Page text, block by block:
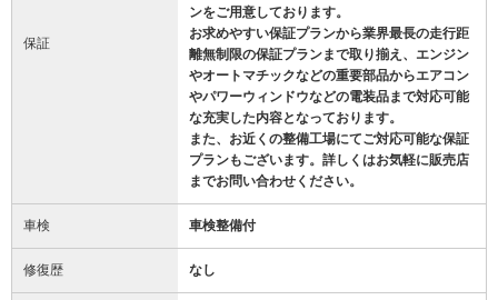
保証
ンをご用意しております。
お求めやすい保証プランから業界最長の走行距
離無制限の保証プランまで取り揃え、エンジン
やオートマチックなどの重要部品からエアコン
やパワーウィンドウなどの電装品まで対応可能
な充実した内容となっております。
また、お近くの整備工場にてご対応可能な保証
プランもございます。詳しくはお気軽に販売店
までお問い合わせください。
車検 車検整備付
修復歴 なし